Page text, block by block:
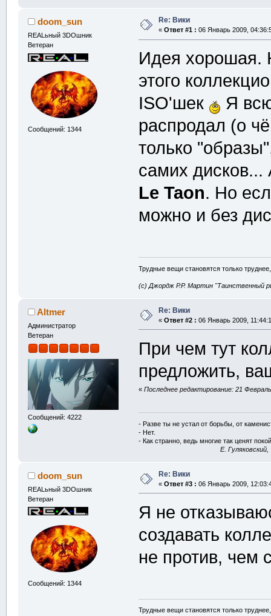
doom_sun
REALьный 3DOшник
Ветеран
Сообщений: 1344
Re: Вики
« Ответ #1 : 06 Январь 2009,
Идея хорошая.
этого
ISO'шек
Я
распродал (о
только
самих дисков...
Le Taon. Но
можно и без
Трудные вещи становятся только
(с) Джордж Р.Р. Мартин "Таинственный
Altmer
Администратор
Ветеран
Сообщений: 4222
Re: Вики
« Ответ #2 : 06 Январь 2009,
При чем тут
предложить,
«Последнее редактирование: 21
- Разве ты не устал от борьбы, от
- Нет.
- Как странно, ведь многие так ценят
E.
doom_sun
REALьный 3DOшник
Ветеран
Сообщений: 1344
Re: Вики
« Ответ #3 : 06 Январь 2009,
Я не
создавать
не против, чем
Трудные вещи становятся только